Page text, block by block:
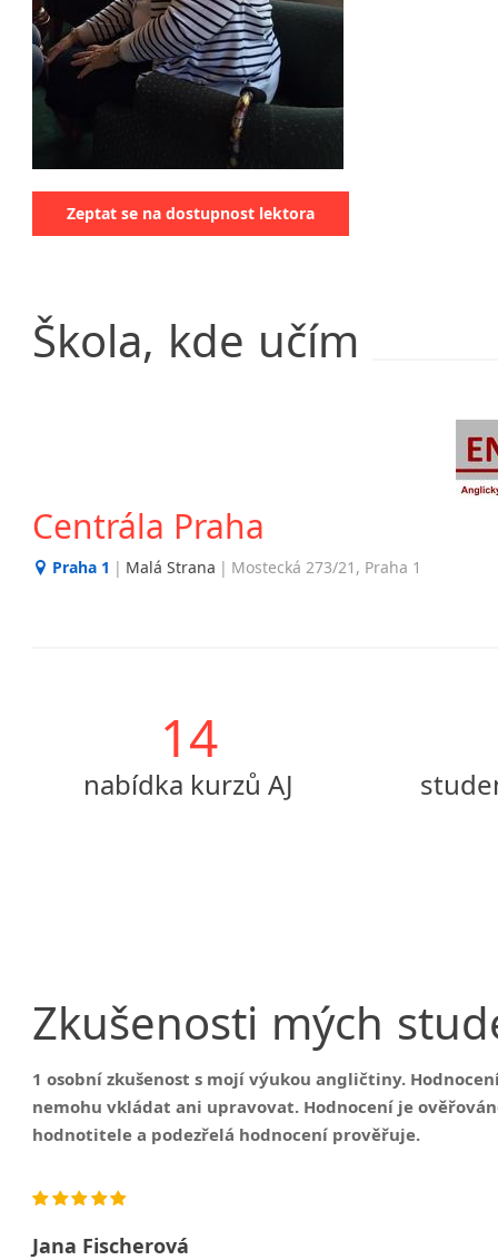
Klatovy
Kolín
Prostějov
Zeptat se na dostupnost lektora
Škola, kde učím
Centrála Praha
Praha 1 | Malá Strana | Mostecká 273/21, Praha 1
14
nabídka kurzů AJ
Zkušenosti mých
1 osobní zkušenost s mojí výukou angličtiny.
nemohu vkládat ani upravovat. Hodnocení je
hodnotitele a podezřelá hodnocení prověřuje.
Jana Fischerová